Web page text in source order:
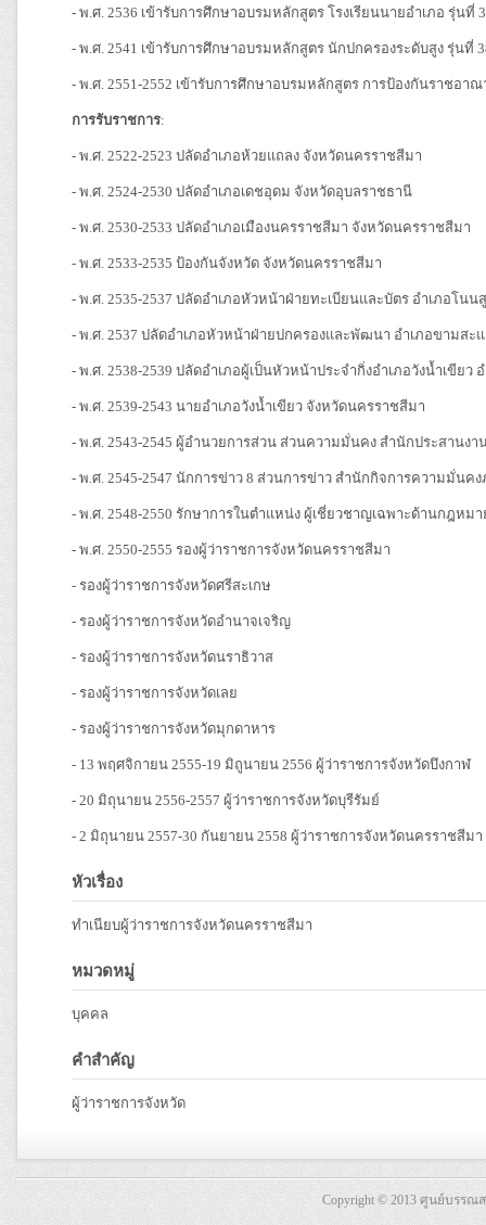
- พ.ศ. 2536 เข้ารับการศึกษาอบรมหลักสูตร โรงเรียนนายอำเภอ รุ่นที่
- พ.ศ. 2541 เข้ารับการศึกษาอบรมหลักสูตร นักปกครองระดับสูง รุ่นที่
- พ.ศ. 2551-2552 เข้ารับการศึกษาอบรมหลักสูตร การป้องกันราชอ
การรับราชการ:
- พ.ศ. 2522-2523 ปลัดอำเภอห้วยแถลง จังหวัดนครราชสีมา
- พ.ศ. 2524-2530 ปลัดอำเภอเดชอุดม จังหวัดอุบลราชธานี
- พ.ศ. 2530-2533 ปลัดอำเภอเมืองนครราชสีมา จังหวัดนครราชสีมา
- พ.ศ. 2533-2535 ป้องกันจังหวัด จังหวัดนครราชสีมา
- พ.ศ. 2535-2537 ปลัดอำเภอหัวหน้าฝ่ายทะเบียนและบัตร อำเภอโ
- พ.ศ. 2537 ปลัดอำเภอหัวหน้าฝ่ายปกครองและพัฒนา อำเภอขามส
- พ.ศ. 2538-2539 ปลัดอำเภอผู้เป็นหัวหน้าประจำกิ่งอำเภอวังน้ำเขีย
- พ.ศ. 2539-2543 นายอำเภอวังน้ำเขียว จังหวัดนครราชสีมา
- พ.ศ. 2543-2545 ผู้อำนวยการส่วน ส่วนความมั่นคง สำนักประสานง
- พ.ศ. 2545-2547 นักการข่าว 8 ส่วนการข่าว สำนักกิจการความมั่นค
- พ.ศ. 2548-2550 รักษาการในตำแหน่ง ผู้เชี่ยวชาญเฉพาะด้านกฎห
- พ.ศ. 2550-2555 รองผู้ว่าราชการจังหวัดนครราชสีมา
- รองผู้ว่าราชการจังหวัดศรีสะเกษ
- รองผู้ว่าราชการจังหวัดอำนาจเจริญ
- รองผู้ว่าราชการจังหวัดนราธิวาส
- รองผู้ว่าราชการจังหวัดเลย
- รองผู้ว่าราชการจังหวัดมุกดาหาร
- 13 พฤศจิกายน 2555-19 มิถูนายน 2556 ผู้ว่าราชการจังหวัดบึงกาฬ
- 20 มิถุนายน 2556-2557 ผู้ว่าราชการจังหวัดบุรีรัมย์
- 2 มิถุนายน 2557-30 กันยายน 2558 ผู้ว่าราชการจังหวัดนครราชสีมา
หัวเรื่อง
ทำเนียบผู้ว่าราชการจังหวัดนครราชสีมา
หมวดหมู่
บุคคล
คำสำคัญ
ผู้ว่าราชการจังหวัด
Copyright © 2013 ศูนย์บรร